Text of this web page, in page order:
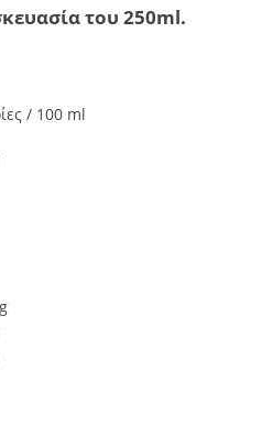
του 250ml​.
/ 100 ml